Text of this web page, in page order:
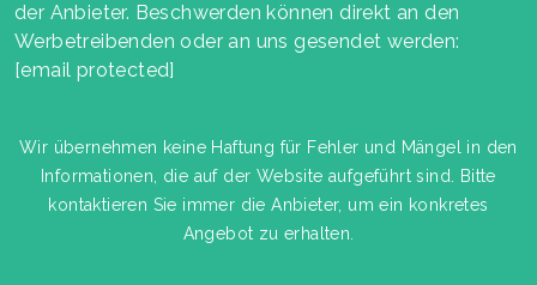
der Anbieter. Beschwerden können direkt an den
Werbetreibenden oder an uns gesendet werden:
[email protected]
Wir übernehmen keine Haftung für Fehler und Mängel in den
Informationen, die auf der Website aufgeführt sind. Bitte
kontaktieren Sie immer die Anbieter, um ein konkretes
Angebot zu erhalten.